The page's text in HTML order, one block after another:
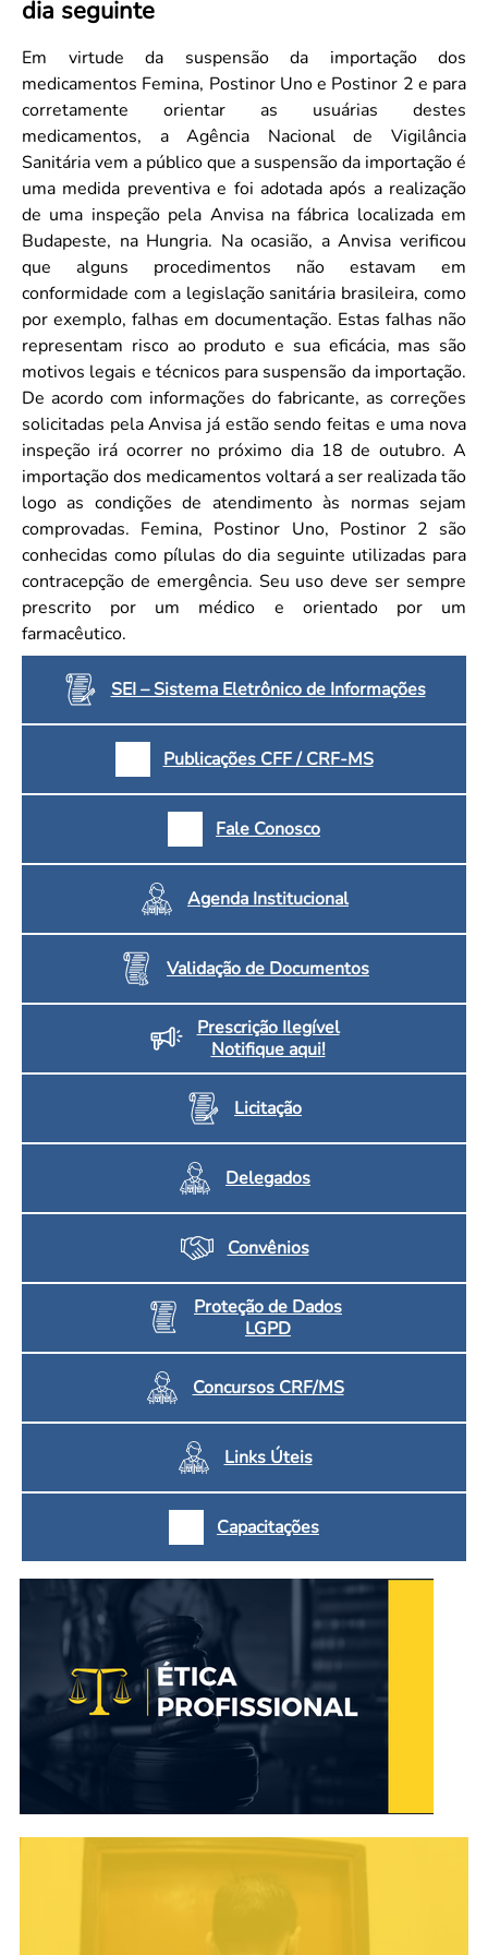
Convenção Coletiva 2025/2026 – Piso salarial Farmácias e Drogaria
Saúde Pública e Indígena
Calendário Eleitoral
Candidatos
Votação
Dúvidas Frequentes
Eleições Anteriores
dia seguinte
Em virtude da suspensão da importação dos
medicamentos Femina, Postinor Uno e Postinor 2 e para
corretamente orientar as usuárias destes
medicamentos, a Agência Nacional de Vigilância
Sanitária vem a público que a suspensão da importação é
uma medida preventiva e foi adotada após a realização
de uma inspeção pela Anvisa na fábrica localizada em
Budapeste, na Hungria. Na ocasião, a Anvisa verificou
que alguns procedimentos não estavam em
conformidade com a legislação sanitária brasileira, como
por exemplo, falhas em documentação. Estas falhas não
representam risco ao produto e sua eficácia, mas são
motivos legais e técnicos para suspensão da importação.
De acordo com informações do fabricante, as correções
solicitadas pela Anvisa já estão sendo feitas e uma nova
inspeção irá ocorrer no próximo dia 18 de outubro. A
importação dos medicamentos voltará a ser realizada tão
logo as condições de atendimento às normas sejam
comprovadas. Femina, Postinor Uno, Postinor 2 são
conhecidas como pílulas do dia seguinte utilizadas para
contracepção de emergência. Seu uso deve ser sempre
prescrito por um médico e orientado por um
farmacêutico.
SEI – Sistema Eletrônico de Informações
Publicações CFF / CRF-MS
Fale Conosco
Agenda Institucional
Validação de Documentos
Prescrição Ilegível
Notifique aqui!
Licitação
Delegados
Convênios
Proteção de Dados
LGPD
Concursos CRF/MS
Links Úteis
Capacitações